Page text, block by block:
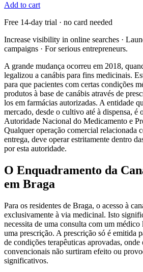
Add to cart
Free 14-day trial · no card needed
Increase visibility in online searches ·
campaigns · For serious entrepreneurs.
A grande mudança ocorreu em 2018,
legalizou a canábis para fins medicinais.
para que pacientes com certas condições
produtos à base de canábis através de
los em farmácias autorizadas. A entidade
mercado, desde o cultivo até à dispensa,
Autoridade Nacional do Medicamento e
Qualquer operação comercial relacionada
entrega, deve operar estritamente dentro
por esta autoridade.
O Enquadramento da
em Braga
Para os residentes de Braga, o acesso à
exclusivamente à via medicinal. Isto
necessita de uma consulta com um
uma prescrição. A prescrição só é emitida
de condições terapêuticas aprovadas, onde
convencionais não surtiram efeito ou
significativos.